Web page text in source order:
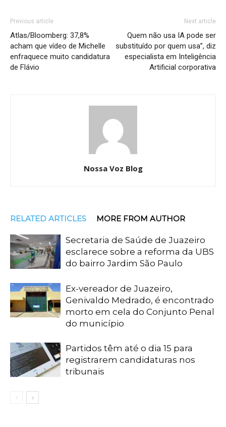
Previous article
Atlas/Bloomberg: 37,8%
acham que vídeo de Michelle
enfraquece muito candidatura
de Flávio
Next article
Quem não usa IA pode ser
substituído por quem usa”, diz
especialista em Inteligência
Artificial corporativa
Nossa Voz Blog
RELATED ARTICLES MORE FROM AUTHOR
Secretaria de Saúde de Juazeiro
esclarece sobre a reforma da UBS
do bairro Jardim São Paulo
Ex-vereador de Juazeiro,
Genivaldo Medrado, é encontrado
morto em cela do Conjunto Penal
do município
Partidos têm até o dia 15 para
registrarem candidaturas nos
tribunais